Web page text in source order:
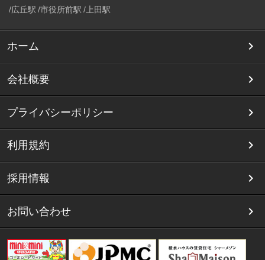
広丘駅 市役所前駅 上田駅
ホーム
会社概要
プライバシーポリシー
利用規約
採用情報
お問い合わせ